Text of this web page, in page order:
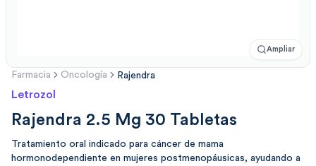
Ampliar
Farmacia Oncología Rajendra
Letrozol
Rajendra 2.5 Mg 30 Tabletas
Tratamiento oral indicado para cáncer de mama
hormonodependiente en mujeres postmenopáusicas, ayudando a